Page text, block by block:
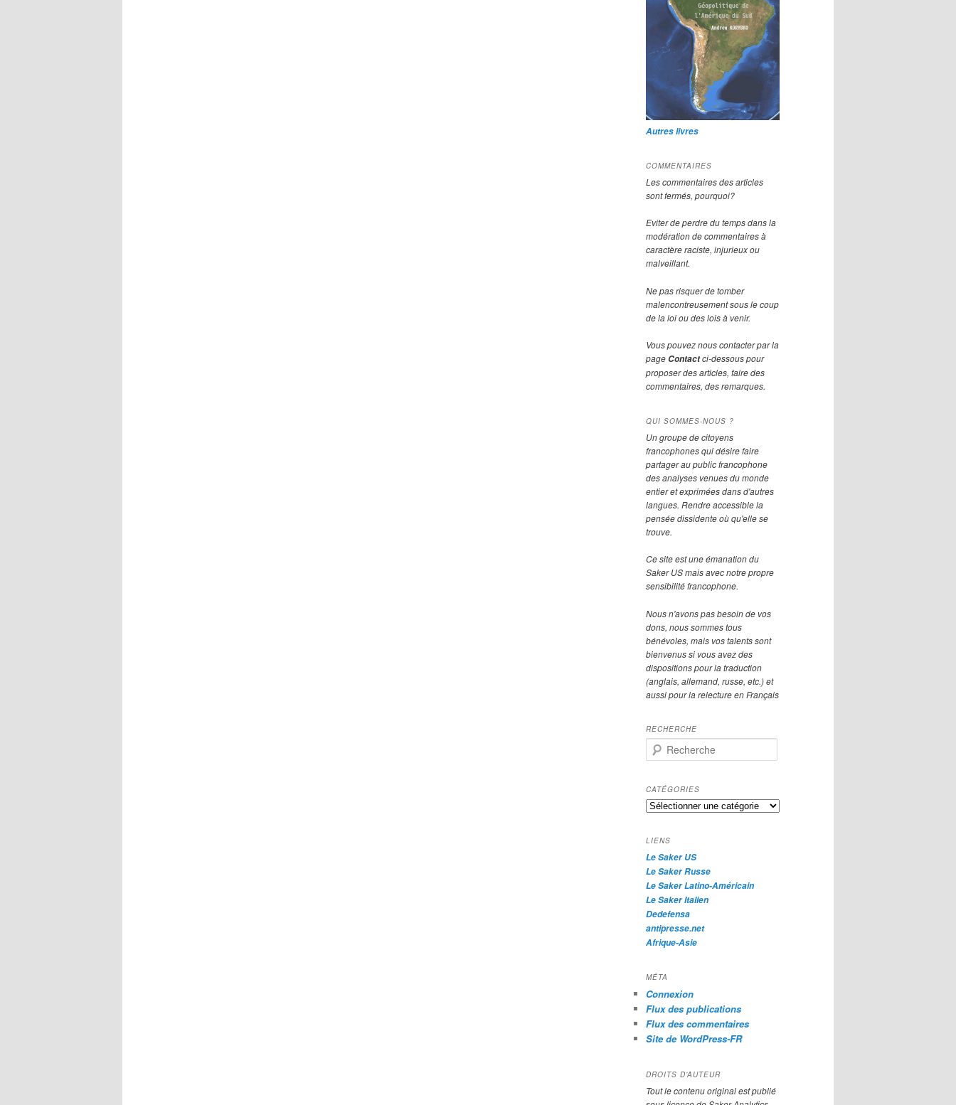
Autres livres
COMMENTAIRES
Les commentaires des articles
sont fermés, pourquoi?
Eviter de perdre du temps dans la
modération de commentaires à
caractère raciste, injurieux ou
malveillant.
Ne pas risquer de tomber
malencontreusement sous le coup
de la loi ou des lois à venir.
Vous pouvez nous contacter par la
page Contactci-dessous pour
proposer des articles, faire des
commentaires, des remarques.
QUI SOMMES-NOUS ?
Un groupe de citoyens
francophones qui désire faire
partager au public francophone
des analyses venues du monde
entier et exprimées dans d'autres
langues. Rendre accessible la
pensée dissidente où qu'elle se
trouve.
Ce site est une émanation du
Saker US mais avec notre propre
sensibilité francophone.
Nous n'avons pas besoin de vos
dons, nous sommes tous
bénévoles, mais vos talents sont
bienvenus si vous avez des
dispositions pour la traduction
(anglais, allemand, russe, etc.) et
aussi pour la relecture en Français
RECHERCHE
e
h
e
r
h
e
CATÉGORIES
Catégories
LIENS
Le Saker US
Le Saker Russe
Le Saker Latino-Américain
Le Saker Italien
Dedefensa
antipresse.net
Afrique-Asie
MÉTA
Connexion
Flux des publications
Flux des commentaires
Site de WordPress-FR
DROITS D’AUTEUR
Tout le contenu original est publié